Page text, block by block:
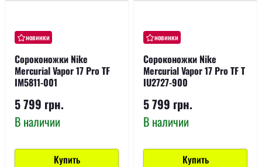
новинки
Сороконожки Nike
Mercurial Vapor 17 Pro TF
IM5811-001
5 799 грн.
В наличии
Купить
новинки
Сороконожки Nike
Mercurial Vapor 17 Pro TF T
IU2727-900
5 799 грн.
В наличии
Купить